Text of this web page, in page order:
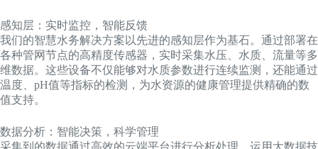
感知层：实时监控，智能反馈
我们的智慧水务解决方案以先进的感知层作为基石。通过部署在
各种管网节点的高精度传感器，实时采集水压、水质、流量等多
维数据。这些设备不仅能够对水质参数进行连续监测，还能通过
温度、pH值等指标的检测，为水资源的健康管理提供精确的数
值支持。
数据分析：智能决策，科学管理
采集到的数据通过高效的云端平台进行分析处理，运用大数据技